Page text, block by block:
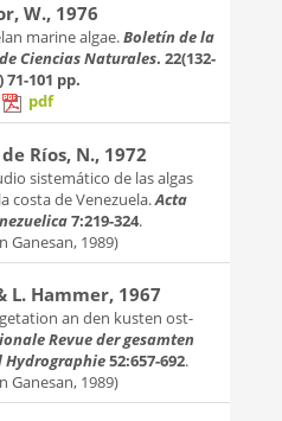
W., 1976
marine algae.Boletín de la
Ciencias Naturales. 22(132-
71-101 pp.
pdf
Ríos, N., 1972
sistemático de las algas
costa de Venezuela.Acta
7:219-324.
Ganesan, 1989)
L. Hammer, 1967
an den kusten ost-
Revue der gesamten
52:657-692.
Ganesan, 1989)